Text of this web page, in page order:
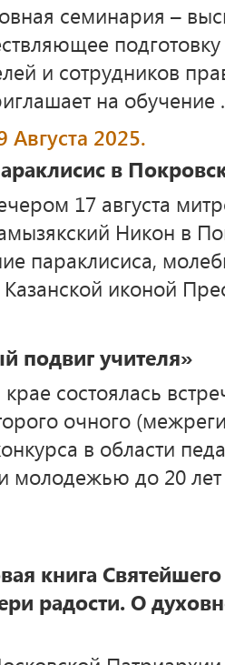
семинария –
и сотрудников
на обучение
Августа 2025.
в
17 августа
Никон в
параклисиса,
иконой
подвиг учителя»
состоялась
очного
в области
молодежью до 20
книга
радости. О